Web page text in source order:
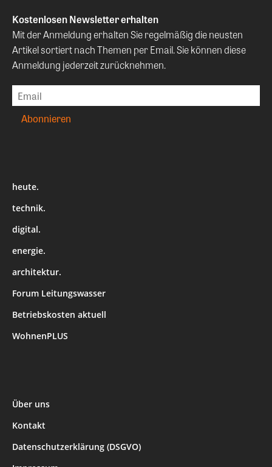
Kostenlosen Newsletter erhalten
Mit der Anmeldung erhalten Sie regelmäßig die neusten
Artikel sortiert nach Themen per Email. Sie können diese
Anmeldung jederzeit zurücknehmen.
heute.
technik.
digital.
energie.
architektur.
Forum Leitungswasser
Betriebskosten aktuell
WohnenPLUS
Über uns
Kontakt
Datenschutzerklärung (DSGVO)